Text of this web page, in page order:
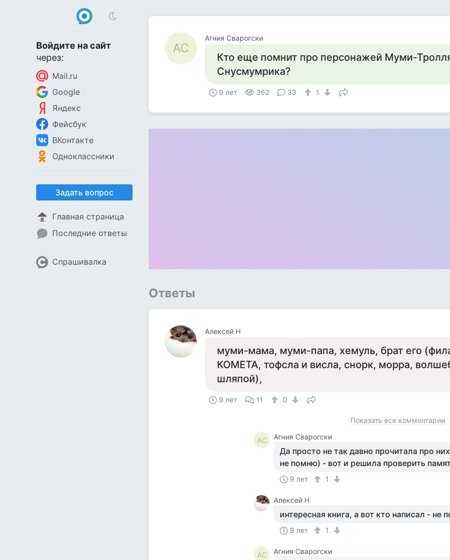
Войдите на сайт
через:
Mail.ru
Google
Яндекс
Фейсбук
ВКонтакте
Одноклассники
Задать вопрос
Главная страница
Последние ответы
Спрашивалка
АС
Агния Сварогски
Кто еще помнит про персонажей Муми-
Снусмумрика?
9 лет 362 33 1
Ответы
Алексей Н
муми-мама, муми-папа, хемуль, брат его
КОМЕТА, тофсла и висла, снорк, морра,
шляпой),
9 лет 11 0
Показать все комментарии
АС Агния Сварогски
Да просто не так давно прочитала про
не помню) - вот и решила проверить
9 лет 1
Алексей Н
интересная книга, а вот кто написал - не
9 лет 1
АС Агния Сварогски